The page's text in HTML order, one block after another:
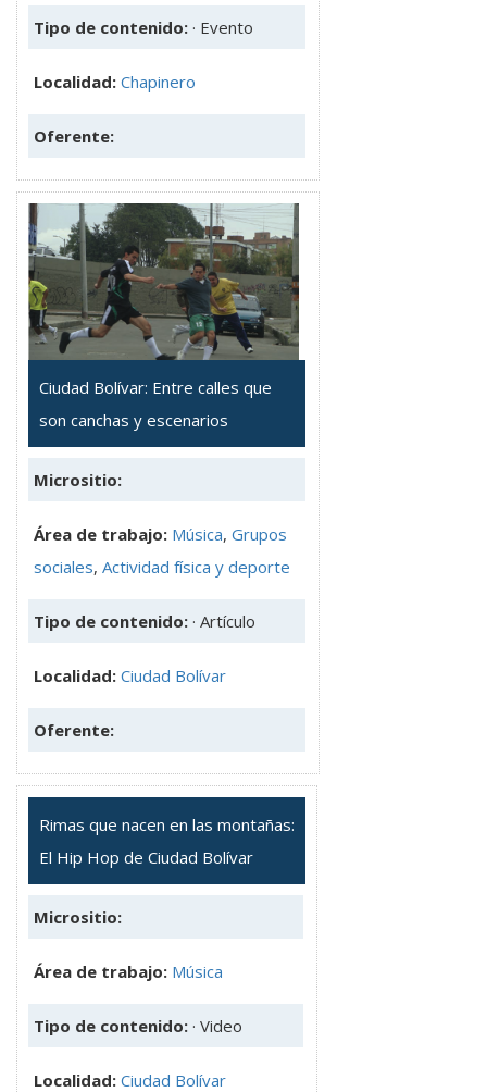
Tipo de contenido: · Evento
Localidad: Chapinero
Oferente:
Ciudad Bolívar: Entre calles que
son canchas y escenarios
Micrositio:
Área de trabajo: Música, Grupos
sociales, Actividad física y deporte
Tipo de contenido: · Artículo
Localidad: Ciudad Bolívar
Oferente:
Rimas que nacen en las montañas:
El Hip Hop de Ciudad Bolívar
Micrositio:
Área de trabajo: Música
Tipo de contenido: · Video
Localidad: Ciudad Bolívar